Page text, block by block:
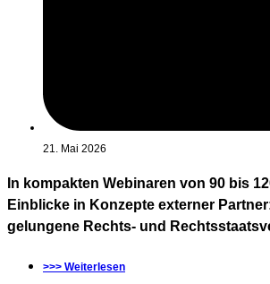
21. Mai 2026
In kompakten Webinaren von 90 bis
Einblicke in Konzepte externer
gelungene Rechts- und
>>> Weiterlesen